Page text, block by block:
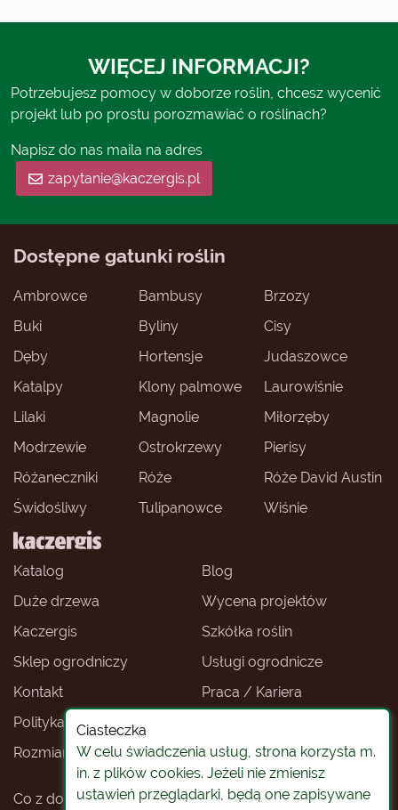
Ciasteczka
W celu świadczenia usług, strona korzysta m.
in. z plików cookies. Jeżeli nie zmienisz
ustawień przeglądarki, będą one zapisywane
WIĘCEJ INFORMACJI?
Potrzebujesz pomocy w doborze roślin, chcesz wycenić
projekt lub po prostu porozmawiać o roślinach?
Napisz do nas maila na adres
zapytanie@kaczergis.pl
Katalog
Blog
Duże drzewa
Wycena projektów
Kaczergis
Szkółka roślin
Sklep ogrodniczy
Usługi ogrodnicze
Kontakt
Praca / Kariera
Polityka prywatności
Rozmiary roślin
Sklep ogrodniczy -
Wrocław
Co z doniczkami
Rośliny na pniu
Dostępne gatunki roślin
Ambrowce Bambusy
Brzozy
Buki
Byliny
Cisy
Dęby
Hortensje
Judaszowce
Katalpy
Klony palmowe
Laurowiśnie
Lilaki
Magnolie
Miłorzęby
Modrzewie
Ostrokrzewy
Pierisy
Różaneczniki
Róże
Róże David Austin
Świdośliwy
Tulipanowce Wiśnie